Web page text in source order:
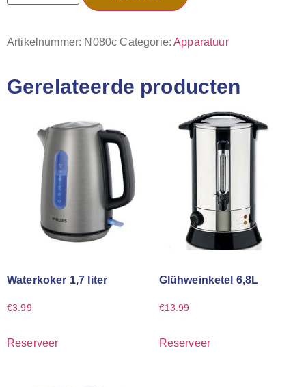
Artikelnummer: N080c Categorie:Apparatuur
Gerelateerde producten
Waterkoker 1,7 liter
€3.99
Reserveer
Glühweinketel 6,8L
€13.99
Reserveer